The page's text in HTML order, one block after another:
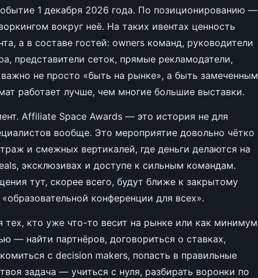
1 декабря 2026 года. По позиционированию —
вокруг неё. На таких ивентах ценность
а в составе гостей: owners команд, руководители
представители сеток, прямые рекламодатели,
не просто «быть на рынке», а быть замеченным
работает лучше, чем многие большие выставки.
Affiliate Space Awards — это история не для
вообще. Это мероприятие довольно чётко
и смежных вертикалей, где деньги делаются на
эксклюзивах и доступе к сильным командам.
тут, скорее всего, будут ближе к закрытому
конференции для всех».
тех, кто уже что-то весит на рынке или как минимум
— найти партнёров, договориться о ставках,
с decision makers, попасть в правильные
задача — учиться с нуля, разбирать воронки по